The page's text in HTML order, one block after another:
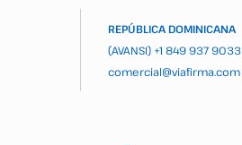
REPÚBLICA DOMINICANA
(AVANSI) +1 849 937 9033
comercial@viafirma.com